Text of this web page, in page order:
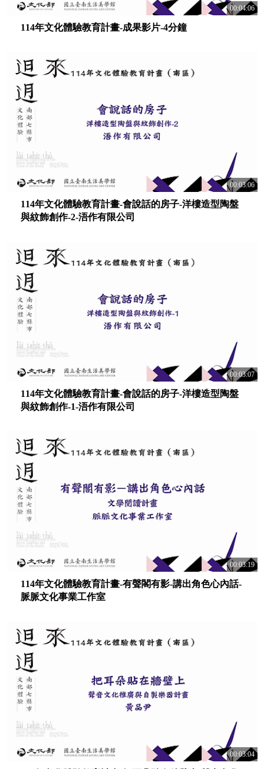
00:04:06
114年文化體驗教育計畫-成果影片-4分鐘
00:03:06
114年文化體驗教育計畫-會說話的房子-洋樓造型陶盤
與紋飾創作-2-浯作有限公司
00:03:07
114年文化體驗教育計畫-會說話的房子-洋樓造型陶盤
與紋飾創作-1-浯作有限公司
00:03:19
114年文化體驗教育計畫-有聲閣有影-講出角色心內話-
脈脈文化事業工作室
00:03:04